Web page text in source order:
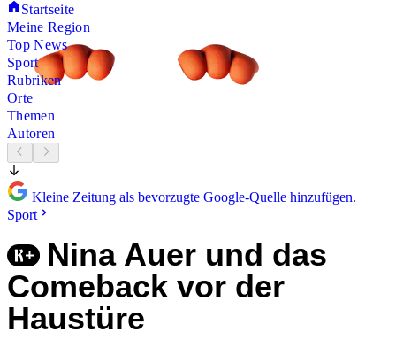
Startseite
Meine Region
Top News
Sport
Rubriken
Orte
Themen
Autoren
Kleine Zeitung als bevorzugte Google-Quelle hinzufügen.
Sport
Nina Auer und das
Comeback vor der
Haustüre